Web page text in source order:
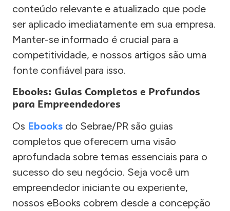
conteúdo relevante e atualizado que pode
ser aplicado imediatamente em sua empresa.
Manter-se informado é crucial para a
competitividade, e nossos artigos são uma
fonte confiável para isso.
Ebooks: Guias Completos e Profundos
para Empreendedores
Os Ebooks do Sebrae/PR são guias
completos que oferecem uma visão
aprofundada sobre temas essenciais para o
sucesso do seu negócio. Seja você um
empreendedor iniciante ou experiente,
nossos eBooks cobrem desde a concepção